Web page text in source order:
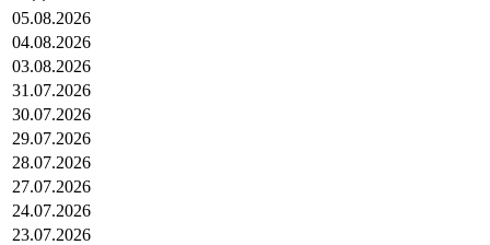
05.08.2026
04.08.2026
03.08.2026
31.07.2026
30.07.2026
29.07.2026
28.07.2026
27.07.2026
24.07.2026
23.07.2026